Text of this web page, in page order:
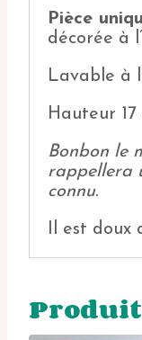
Pièce
décorée à
Lavable à
Hauteur 17
Bonbon le
rappellera
connu.
Il est